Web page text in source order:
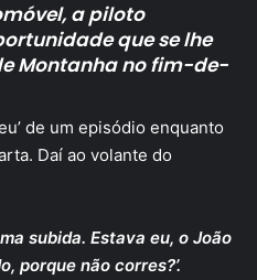
a piloto
que se lhe
Montanha no fim-de-
de um episódio enquanto
Daí ao volante do
subida. Estava eu, o João
porque não corres?’.